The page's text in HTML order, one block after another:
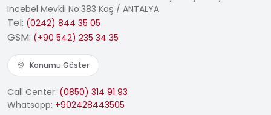
İncebel Mevkii No:383 Kaş / ANTALYA
Tel: (0242) 844 35 05
GSM: (+90 542) 235 34 35
Konumu Göster
Call Center: (0850) 314 91 93
Whatsapp: +902428443505